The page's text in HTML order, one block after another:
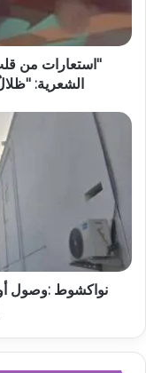
"استعارات من
الشعرية:
نواكشوط :وصول